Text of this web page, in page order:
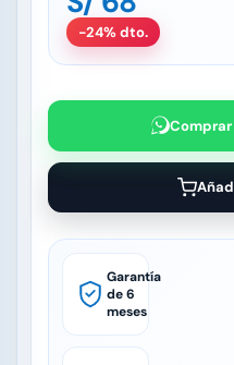
-24% dto.
Garantía
de 6
meses